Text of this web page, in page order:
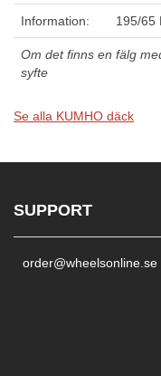
Information: 195/65
Om det finns en fälg
syfte
Se alla KUMHO däck
SUPPORT
order@wheelsonline.se